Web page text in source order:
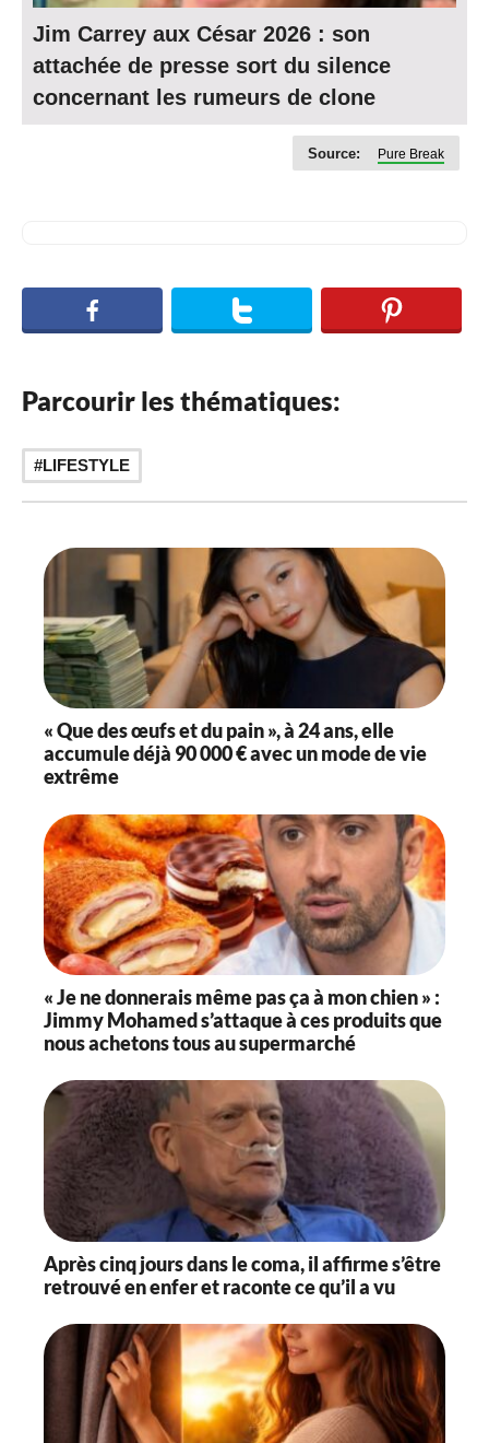
Jim Carrey aux César 2026 : son
attachée de presse sort du silence
concernant les rumeurs de clone
Source: Pure Break
Parcourir les thématiques:
LIFESTYLE
« Que des œufs et du pain », à 24 ans, elle
accumule déjà 90 000 € avec un mode de vie
extrême
« Je ne donnerais même pas ça à mon chien » :
Jimmy Mohamed s’attaque à ces produits que
nous achetons tous au supermarché
Après cinq jours dans le coma, il affirme s’être
retrouvé en enfer et raconte ce qu’il a vu